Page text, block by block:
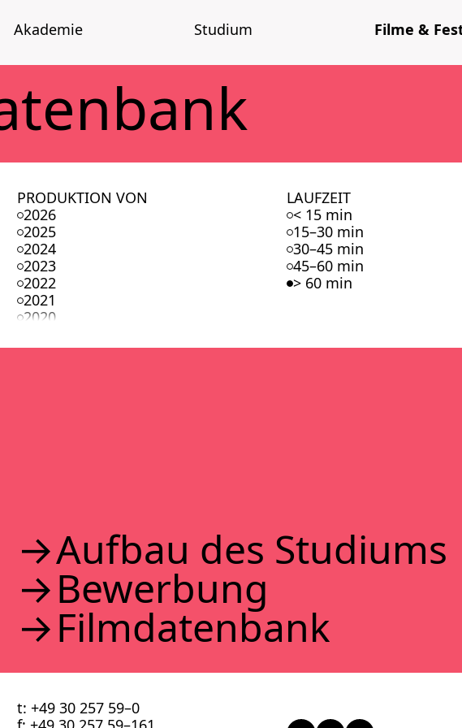
Aka­de­mie Stu­di­um Fil­me &
PRODUKTION VON
2026
2025
2024
2023
2022
2021
2020
2018
2007
2006
2005
2004
2003
2002
LAUFZEIT
< 15 min
15–30 min
30–45 min
45–60 min
> 60 min
Auf­bau des Stu­di­ums
Bewer­bung
Film­da­ten­bank
t: +49 30 257 59–0